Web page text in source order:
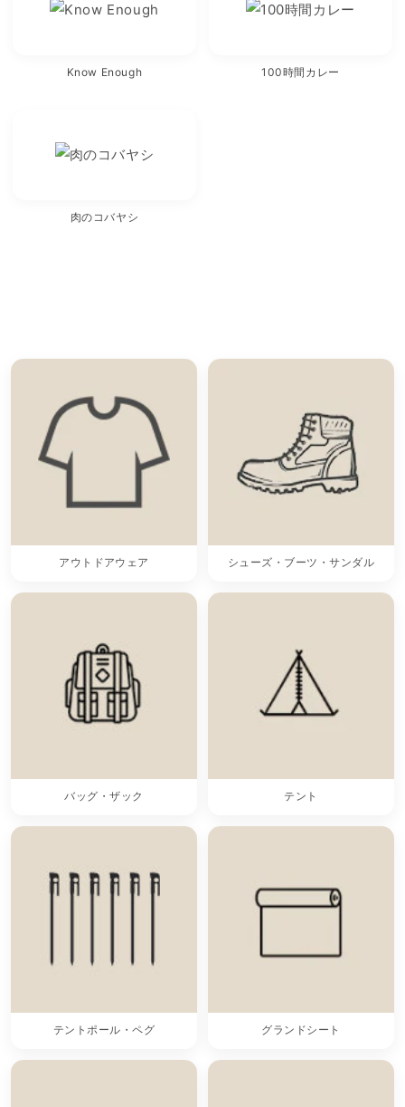
Know Enough 100時間カレー
肉のコバヤシ
アウトドアウェア シューズ・ブーツ・サンダル
バッグ・ザック テント
テントポール・ペグ グランドシート